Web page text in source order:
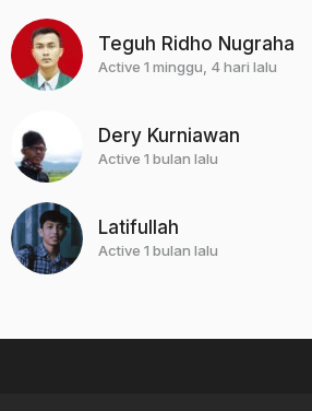
Teguh Ridho Nugraha
Active 1 minggu, 4 hari lalu
Dery Kurniawan
Active 1 bulan lalu
Latifullah
Active 1 bulan lalu